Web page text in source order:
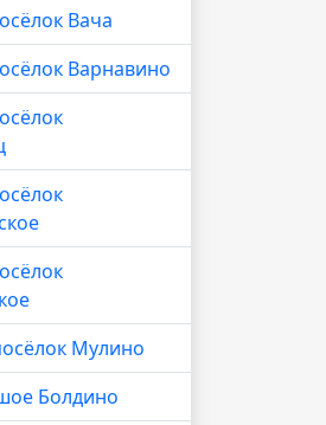
Вача
Варнавино
Мулино
Болдино